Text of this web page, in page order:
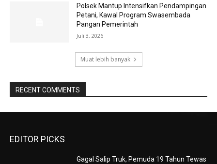
Polsek Mantup Intensifkan Pendampingan
Petani, Kawal Program Swasembada
Pangan Pemerintah
Juli 3, 2026
Muat lebih banyak
RECENT COMMENTS
EDITOR PICKS
Gagal Salip Truk, Pemuda 19 Tahun Tewas